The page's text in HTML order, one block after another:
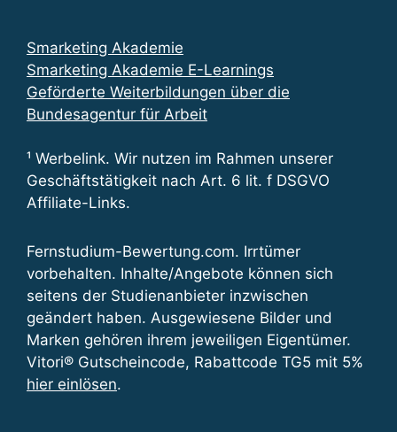
Smarketing Akademie
Smarketing Akademie E-Learnings
Geförderte Weiterbildungen über die
Bundesagentur für Arbeit
¹ Werbelink. Wir nutzen im Rahmen unserer
Geschäftstätigkeit nach Art. 6 lit. f DSGVO
Affiliate-Links.
Fernstudium-Bewertung.com. Irrtümer
vorbehalten. Inhalte/Angebote können sich
seitens der Studienanbieter inzwischen
geändert haben. Ausgewiesene Bilder und
Marken gehören ihrem jeweiligen Eigentümer.
Vitori® Gutscheincode, Rabattcode TG5 mit 5%
hier einlösen.